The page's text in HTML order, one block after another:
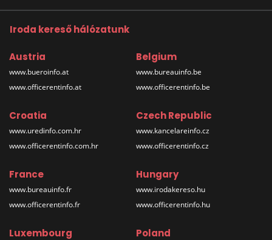
Iroda kereső hálózatunk
Austria
www.bueroinfo.at
www.officerentinfo.at
Belgium
www.bureauinfo.be
www.officerentinfo.be
Croatia
www.uredinfo.com.hr
www.officerentinfo.com.hr
Czech Republic
www.kancelareinfo.cz
www.officerentinfo.cz
France
www.bureauinfo.fr
www.officerentinfo.fr
Hungary
www.irodakereso.hu
www.officerentinfo.hu
Luxembourg Poland